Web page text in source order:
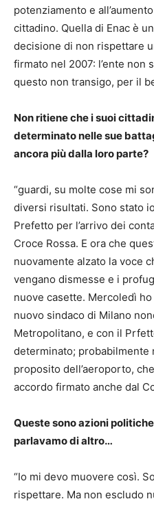
potenziamento e
cittadino. Quella di Enac è
decisione di non rispettare
firmato nel 2007: l’ente non
questo non transigo, per il
Non ritiene che i suoi
determinato nelle sue
ancora più dalla loro parte?
“guardi, su molte cose mi
diversi risultati. Sono stato
Prefetto per l’arrivo dei
Croce Rossa. E ora che
nuovamente alzato la voce
vengano dismesse e i
nuove casette. Mercoledì
nuovo sindaco di Milano
Metropolitano, e con il
determinato; probabilmente
proposito dell’aeroporto,
accordo firmato anche dal
Queste sono azioni
parlavamo di altro…
“Io mi devo muovere così.
rispettare. Ma non escludo